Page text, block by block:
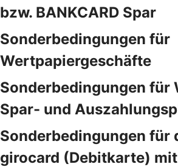
bzw. BANKCARD Spar
Sonderbedingungen für
Wertpapiergeschäfte
Sonderbedingungen für
Spar- und
Sonderbedingungen für
girocard (Debitkarte) mit